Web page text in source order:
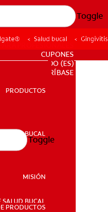
Toggle
SALUD BUCAL
PARA PROFESIONALES
CUPONES
DO (ES)
SUSCRÍBASE
PRODUCTOS
SALUD BUCAL
MISIÓN
BUCAL
PRODUCTOS
Toggle
Salud bucal
Y